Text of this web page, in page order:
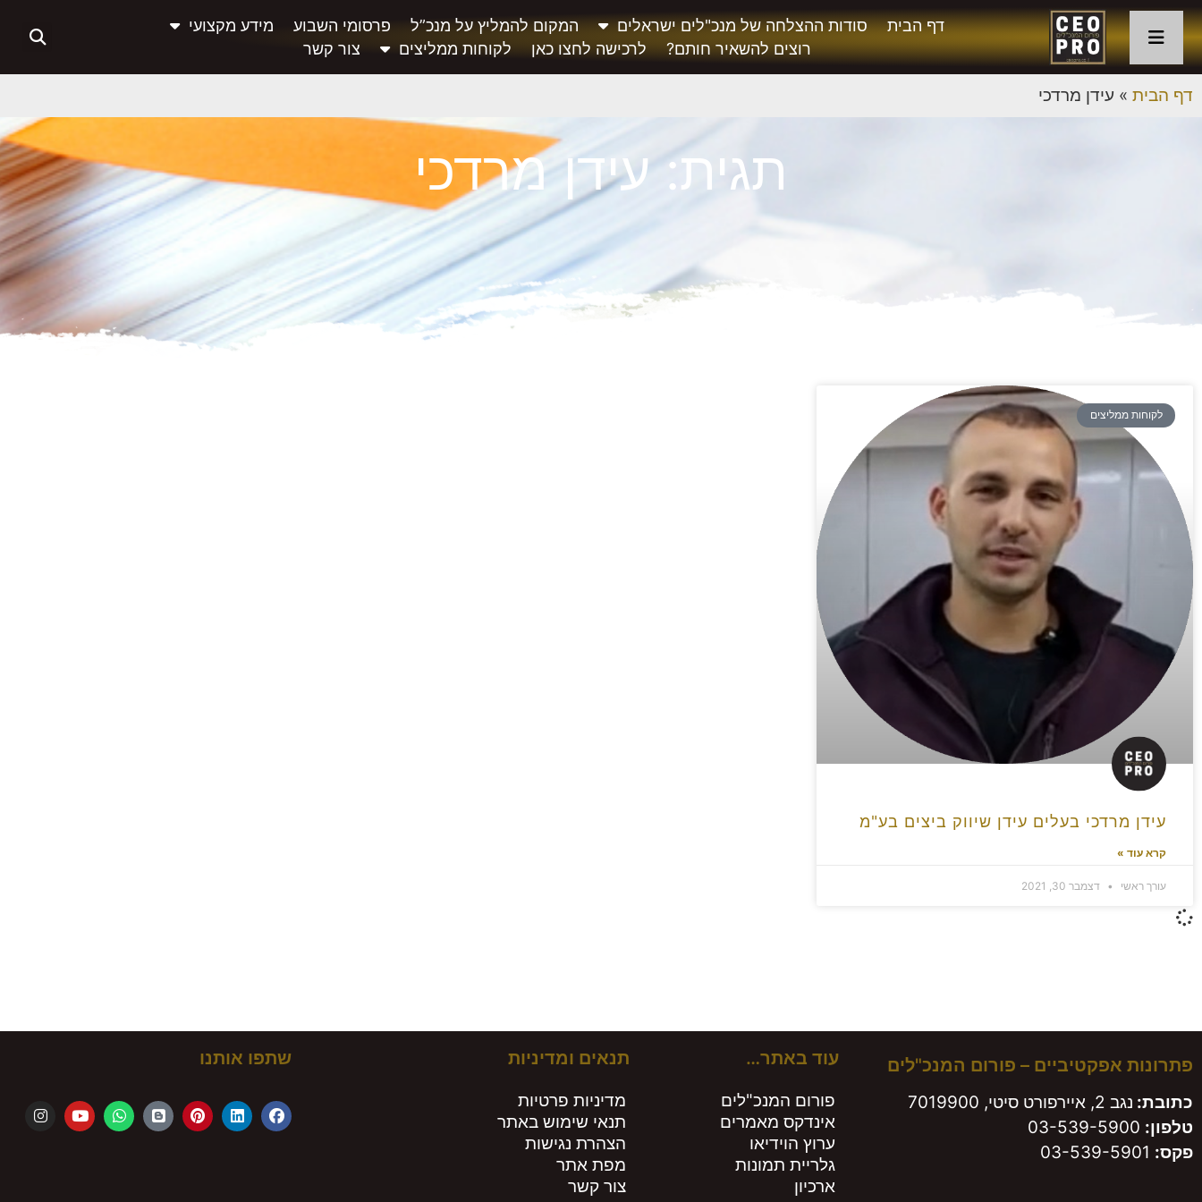
דף הבית סודות ההצלחה של מנכ"לים ישראלים המקום להמליץ על מנכ”ל פרסומי השבוע
מידע מקצועי
רוצים להשאיר חותם?
לרכישה לחצו כאן לקוחות ממליצים צור קשר
דף הבית » עידן מרדכי
תגית: עידן מרדכי
לקוחות ממליצים
עידן מרדכי בעלים עידן שיווק ביצים בע"מ
קרא עוד »
עורך ראשי דצמבר 30, 2021
משאירים חותם!
פתרונות אפקטיביים – פורום המנכ"לים
כתובת: נגב 2, איירפורט סיטי, 7019900
טלפון: 03-539-5900
פקס:
עוד באתר…
פורום המנכ"לים
אינדקס מאמרים
ערוץ הוידיאו
גלריית תמונות
ארכיון
תנאים ומדיניות
מדיניות פרטיות
תנאי שימוש באתר
הצהרת נגישות
מפת אתר
צור קשר
שתפו אותנו